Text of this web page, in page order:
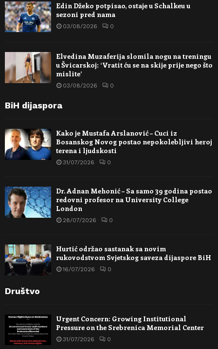
Edin Džeko potpisao, ostaje u Schalkeu u
sezoni pred nama
03/08/2026 0
Elvedina Muzaferija slomila nogu na treningu
u Švicarskoj: ‘Vratit ću se na skije prije nego što
mislite’
03/08/2026 0
BiH dijaspora
Kako je Mustafa Arslanović – Cuci iz
Bosanskog Novog postao nepokolebljivi heroj
terena i ljudskosti
31/07/2026 0
Dr. Adnan Mehonić – Sa samo 39 godina postao
redovni profesor na University College
London
28/07/2026 0
Hurtić održao sastanak sa novim
rukovodstvom Svjetskog saveza dijaspore BiH
16/07/2026 0
Društvo
Urgent Concern: Growing Institutional
Pressure on the Srebrenica Memorial Center
31/07/2026 0